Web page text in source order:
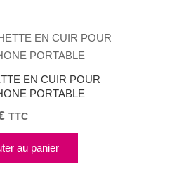
EN CUIR POUR
PORTABLE
TTC
au panier